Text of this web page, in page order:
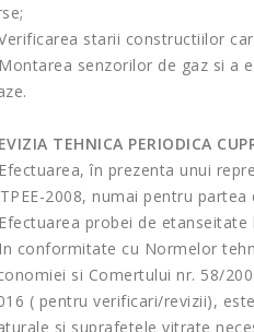
starii constructiilor
senzorilor de gaz si a
TEHNICA PERIODICA
în prezenta unui
2008, numai pentru
probei de
conformitate cu Normelor
si Comertului nr. 58/
( pentru verificari/revizii),
si suprafetele vitrate